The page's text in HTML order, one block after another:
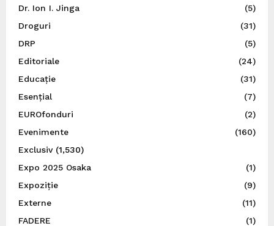
Dr. Ion I. Jinga
(5)
Droguri
(31)
DRP
(5)
Editoriale
(24)
Educație
(31)
Esențial
(7)
EUROfonduri
(2)
Evenimente
(160)
Exclusiv(1,530)
Expo 2025 Osaka
(1)
Expoziție
(9)
Externe
(11)
FADERE
(1)